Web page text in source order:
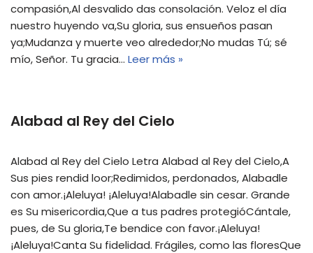
compasión,Al desvalido das consolación. Veloz el día
nuestro huyendo va,Su gloria, sus ensueños pasan
ya;Mudanza y muerte veo alrededor;No mudas Tú; sé
mío, Señor. Tu gracia… Leer más »
Alabad al Rey del Cielo
Alabad al Rey del Cielo Letra Alabad al Rey del Cielo,A
Sus pies rendid loor;Redimidos, perdonados, Alabadle
con amor.¡Aleluya! ¡Aleluya!Alabadle sin cesar. Grande
es Su misericordia,Que a tus padres protegióCántale,
pues, de Su gloria,Te bendice con favor.¡Aleluya!
¡Aleluya!Canta Su fidelidad. Frágiles, como las floresQue